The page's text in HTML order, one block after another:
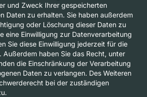
und Zweck Ihrer gespeicherten
Daten zu erhalten. Sie haben außerdem
oder Löschung dieser Daten zu
eine Einwilligung zur Datenverarbeitung
Sie diese Einwilligung jederzeit für die
haben Sie das Recht, unter
die Einschränkung der Verarbeitung
Daten zu verlangen. Des Weiteren
bei der zuständigen